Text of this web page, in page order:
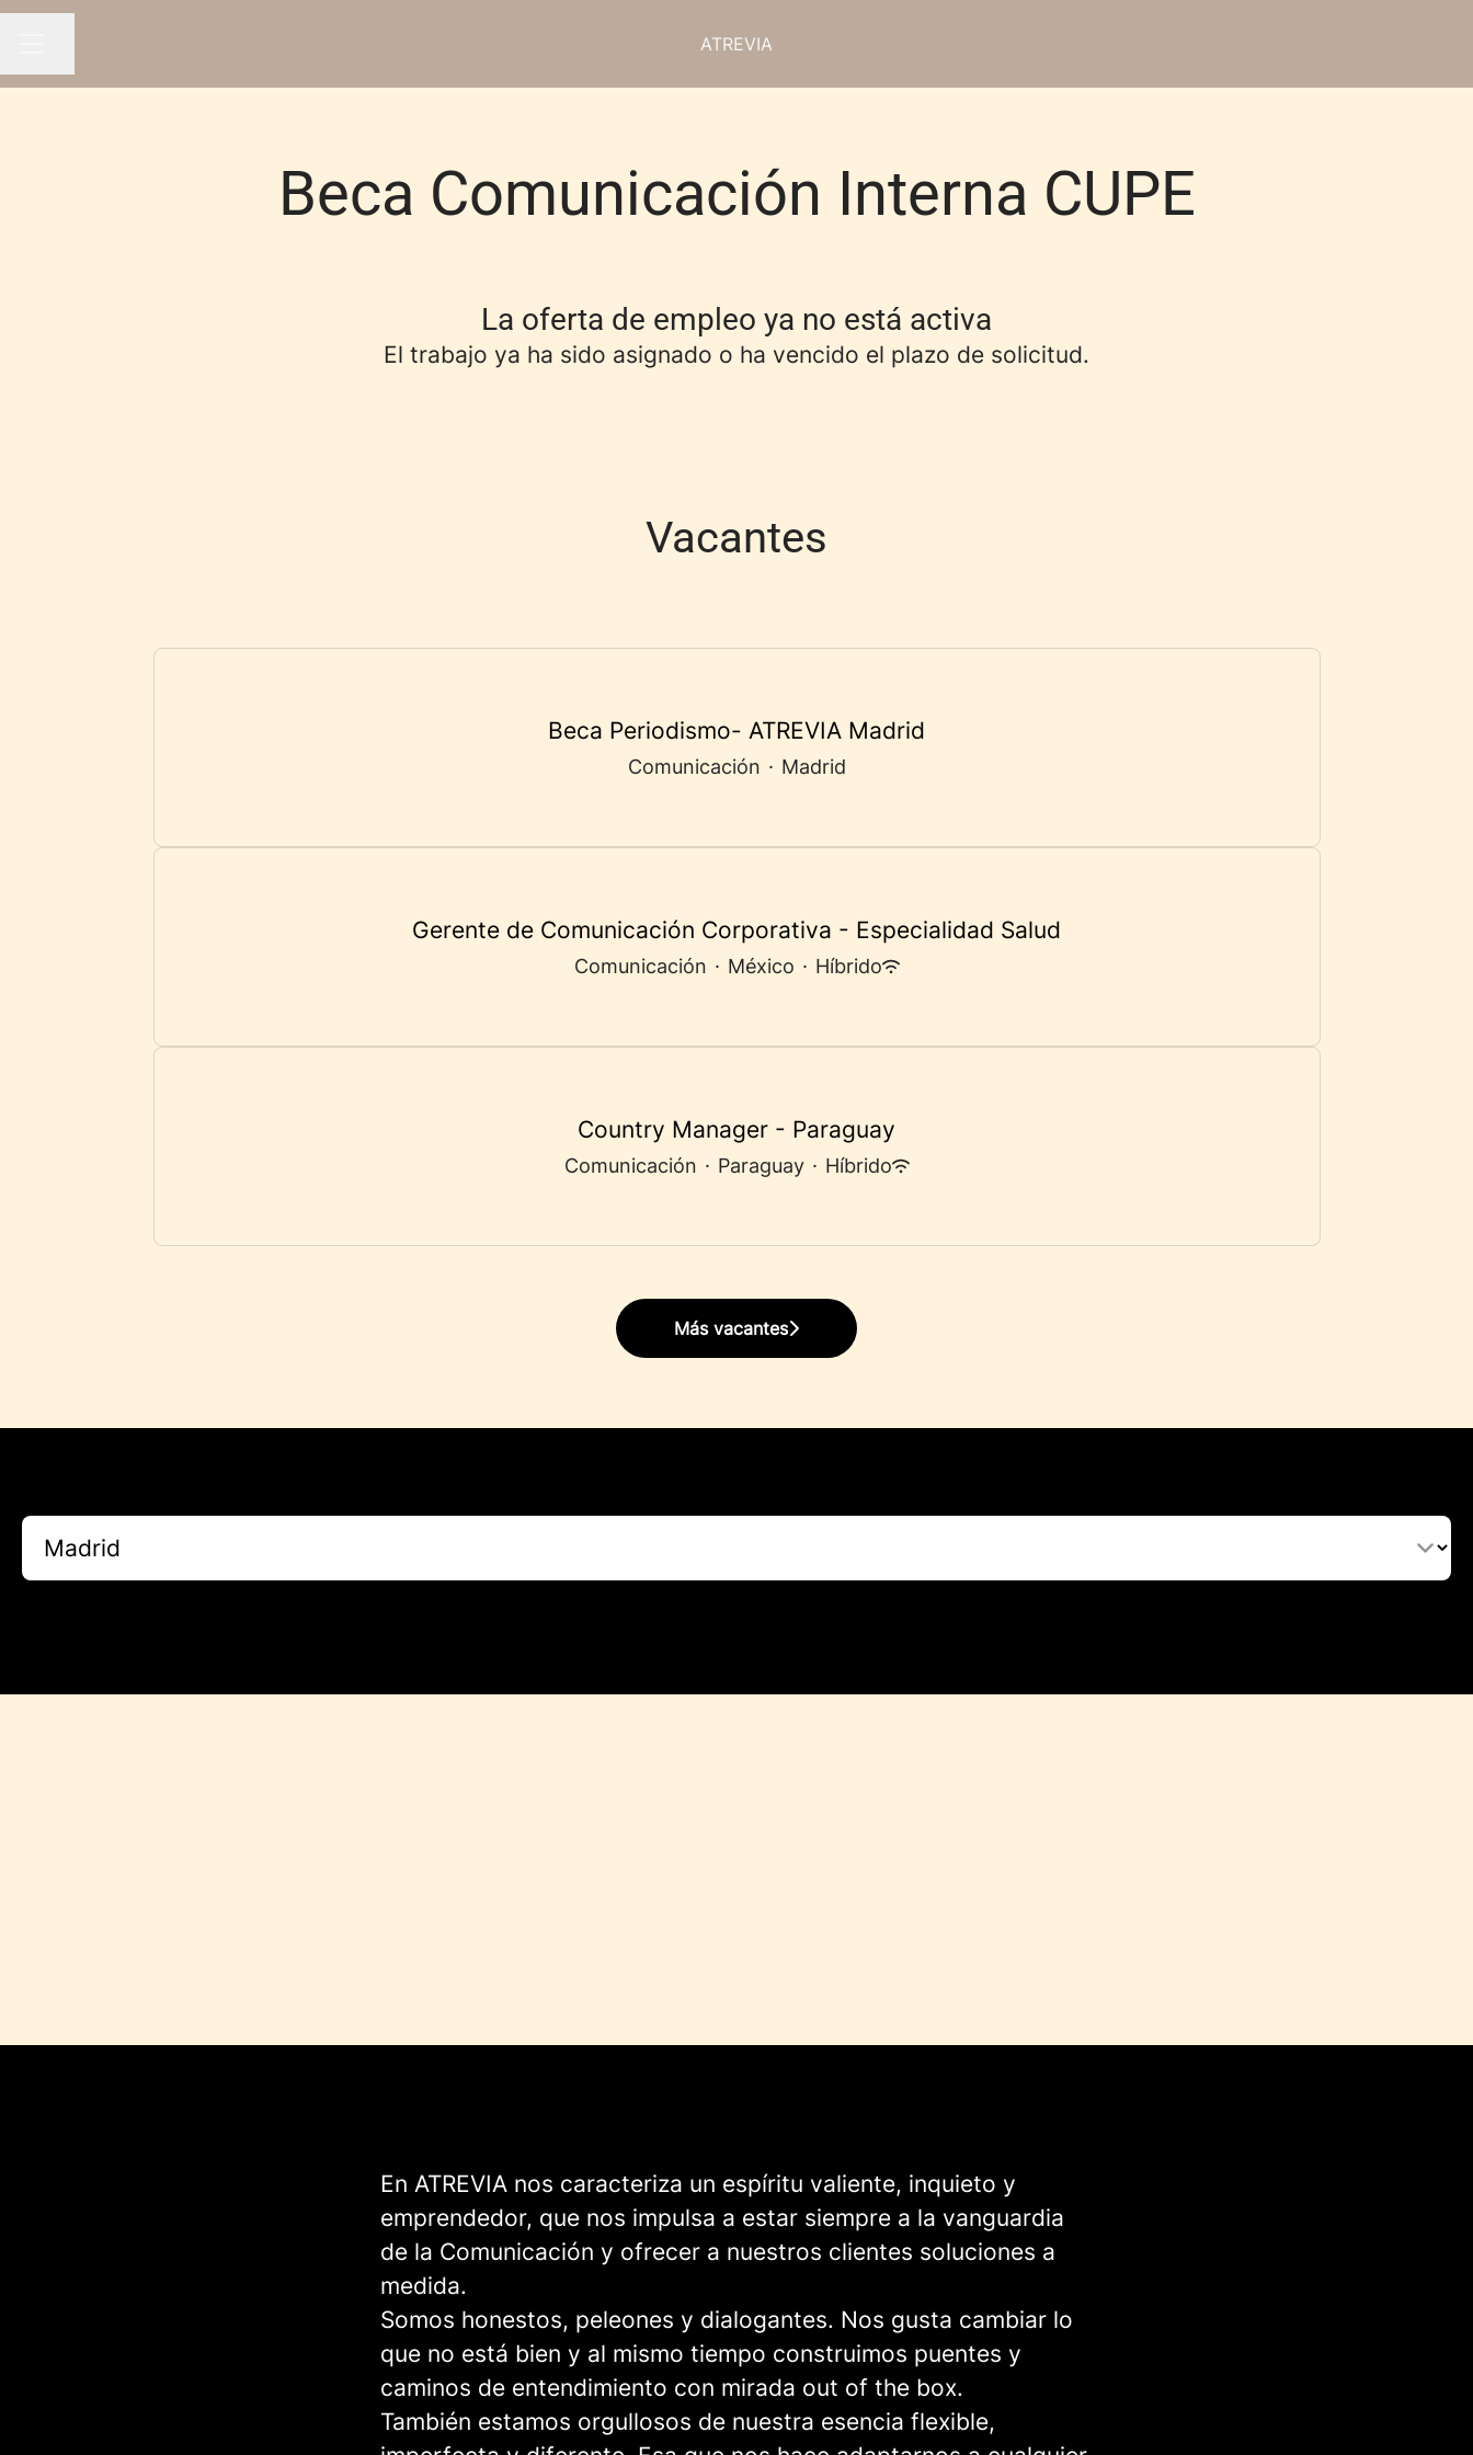
ATREVIA
Beca Comunicación Interna CUPE
La oferta de empleo ya no está activa
El trabajo ya ha sido asignado o ha vencido el plazo de solicitud.
Vacantes
Beca Periodismo- ATREVIA Madrid
Comunicación · Madrid
Gerente de Comunicación Corporativa - Especialidad Salud
Comunicación · México · Híbrido
Country Manager - Paraguay
Comunicación · Paraguay · Híbrido
Más vacantes
En ATREVIA nos caracteriza un espíritu valiente, inquieto y
emprendedor, que nos impulsa a estar siempre a la vanguardia
de la Comunicación y ofrecer a nuestros clientes soluciones a
medida.
Somos honestos, peleones y dialogantes. Nos gusta cambiar lo
que no está bien y al mismo tiempo construimos puentes y
caminos de entendimiento con mirada out of the box.
También estamos orgullosos de nuestra esencia flexible,